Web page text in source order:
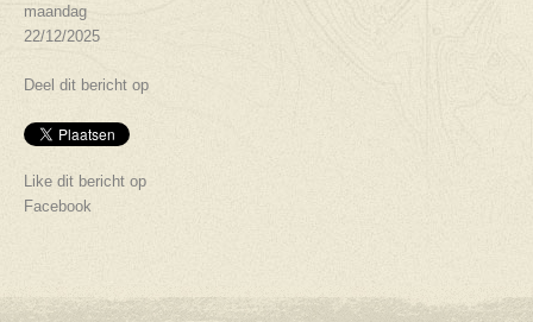
maandag
22/12/2025
Deel dit bericht op
Like dit bericht op
Facebook